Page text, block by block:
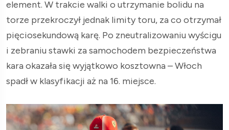
element. W trakcie walki o utrzymanie bolidu na
torze przekroczył jednak limity toru, za co otrzymał
pięciosekundową karę. Po zneutralizowaniu wyścigu
i zebraniu stawki za samochodem bezpieczeństwa
kara okazała się wyjątkowo kosztowna – Włoch
spadł w klasyfikacji aż na 16. miejsce.